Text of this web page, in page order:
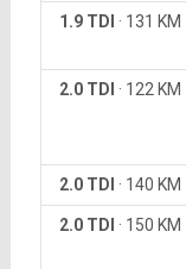
1.9 TDI · 131 KM
2.0 TDI · 122 KM
2.0 TDI · 140 KM
2.0 TDI · 150 KM